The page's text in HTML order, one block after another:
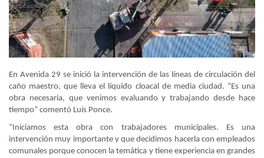
En Avenida 29 se inició la intervención de las líneas de circulación del
caño maestro, que lleva el líquido cloacal de media ciudad. “Es una
obra necesaria, que venimos evaluando y trabajando desde hace
tiempo” comentó Luís Ponce.
“Iniciamos esta obra con trabajadores municipales. Es una
intervención muy importante y que decidimos hacerla con empleados
comunales porque conocen la temática y tiene experiencia en grandes